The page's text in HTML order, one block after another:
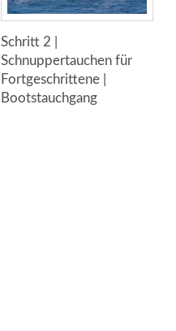
Schritt 2 |
Schnuppertauchen für
Fortgeschrittene |
Bootstauchgang